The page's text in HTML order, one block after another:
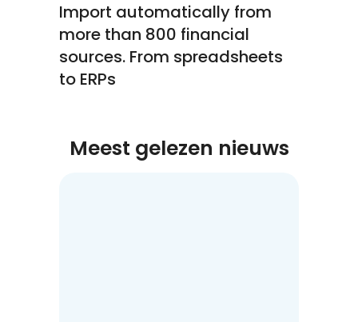
Import automatically from
more than 800 financial
sources. From spreadsheets
to ERPs
Meest gelezen nieuws